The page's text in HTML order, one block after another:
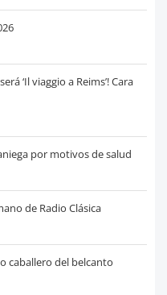
‘Il viaggio a Reims’! Cara
por motivos de salud
de Radio Clásica
caballero del belcanto